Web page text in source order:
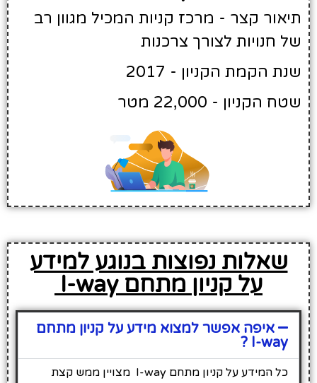
תיאור קצר - מרכז קניות המכיל מגוון רב
של חנויות לצורך צרכנות
שנת הקמת הקניון - 2017
שטח הקניון - 22,000 מטר
שאלות נפוצות בנוגע למידע
על קניון מתחם I-way
איפה אפשר למצוא מידע על קניון מתחם
I-way ?
כל המידע על קניון מתחם I-way מצויין ממש קצת